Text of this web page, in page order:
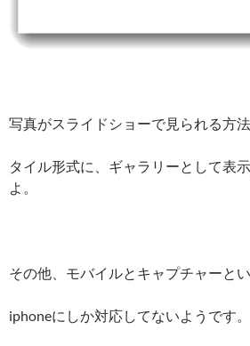
写真がスライドショーで見られる方法
タイル形式に、ギャラリーとして表
よ。
その他、モバイルとキャプチャーと
iphoneにしか対応してないようです。